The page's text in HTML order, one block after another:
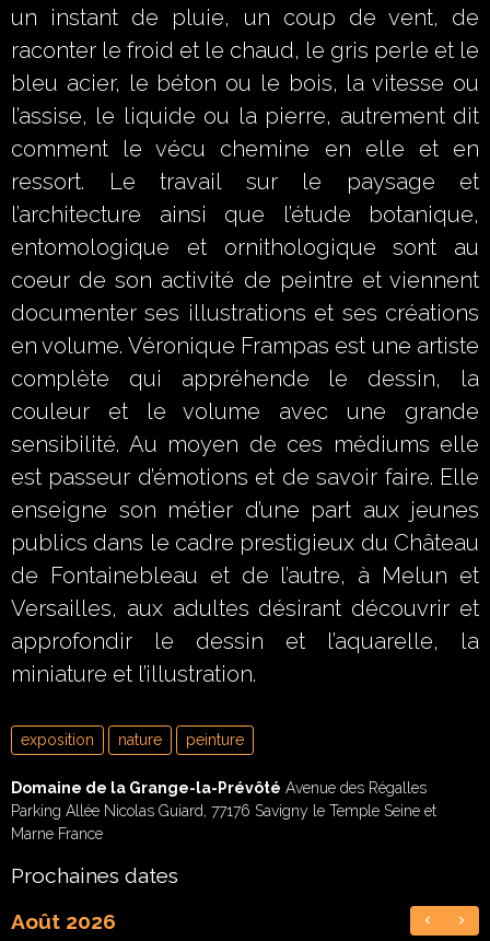
un instant de pluie, un coup de vent, de
raconter le froid et le chaud, le gris perle et le
bleu acier, le béton ou le bois, la vitesse ou
l’assise, le liquide ou la pierre, autrement dit
comment le vécu chemine en elle et en
ressort. Le travail sur le paysage et
l’architecture ainsi que l’étude botanique,
entomologique et ornithologique sont au
coeur de son activité de peintre et viennent
documenter ses illustrations et ses créations
en volume. Véronique Frampas est une artiste
complète qui appréhende le dessin, la
couleur et le volume avec une grande
sensibilité. Au moyen de ces médiums elle
est passeur d’émotions et de savoir faire. Elle
enseigne son métier d’une part aux jeunes
publics dans le cadre prestigieux du Château
de Fontainebleau et de l’autre, à Melun et
Versailles, aux adultes désirant découvrir et
approfondir le dessin et l’aquarelle, la
miniature et l’illustration.
exposition nature peinture
Domaine de la Grange-la-Prévôté Avenue des Régalles
Parking Allée Nicolas Guiard, 77176 Savigny le Temple Seine et
Marne France
Prochaines dates
Août 2026